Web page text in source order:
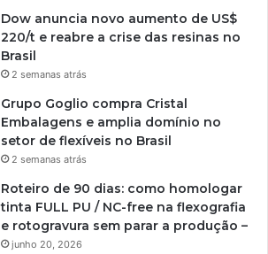
Dow anuncia novo aumento de US$
220/t e reabre a crise das resinas no
Brasil
2 semanas atrás
Grupo Goglio compra Cristal
Embalagens e amplia domínio no
setor de flexíveis no Brasil
2 semanas atrás
Roteiro de 90 dias: como homologar
tinta FULL PU / NC-free na flexografia
e rotogravura sem parar a produção –
junho 20, 2026